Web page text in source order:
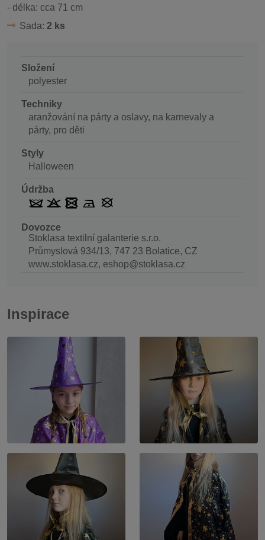
- délka: cca 71 cm
Sada: 2 ks
Složení
polyester
Techniky
aranžování na párty a oslavy, na karnevaly a
párty, pro děti
Styly
Halloween
Údržba
Dovozce
Stoklasa textilní galanterie s.r.o.
Průmyslová 934/13, 747 23 Bolatice, CZ
www.stoklasa.cz, eshop@stoklasa.cz
Inspirace